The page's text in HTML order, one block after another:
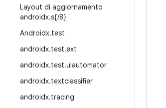
Layout di aggiornamento
androidx.s{/8}
Androidx.test
androidx.test.ext
androidx.test.uiautomator
androidx.textclassifier
androidx.tracing